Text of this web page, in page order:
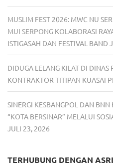
MUSLIM FEST 2026: MWC NU
MUI SERPONG KOLABORASI
ISTIGASAH DAN FESTIVAL BAND
DIDUGA LELANG KILAT DI DINAS
KONTRAKTOR TITIPAN KUASAI
SINERGI KESBANGPOL DAN
“KOTA BERSINAR” MELALUI
JULI 23, 2026
TERHUBUNG DENGAN